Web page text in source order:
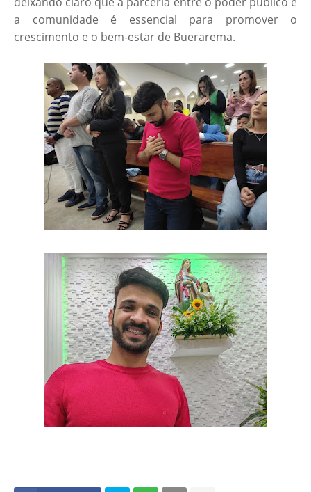
a comunidade é essencial para promover o
crescimento e o bem-estar de Buerarema.